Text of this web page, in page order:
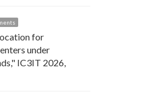
for
under
IC3IT 2026,